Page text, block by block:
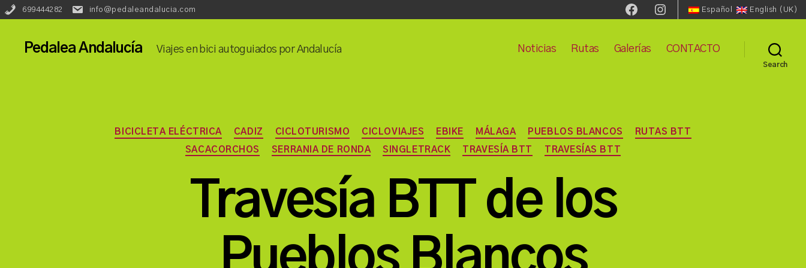
Phone:
699444282
Email:
info@pedaleandalucia.com
Redes FacebookInstagram
Lenguaje:: Español English (UK)
Pedalea Andalucía Viajes en bici autoguiados por Andalucía Noticias Rutas Galerías CONTACTO
Search
Categorías
BICICLETA ELÉCTRICA CADIZ CICLOTURISMO CICLOVIAJES EBIKE MÁLAGA PUEBLOS BLANCOS
RUTAS BTT
SACACORCHOS
SERRANIA DE RONDA SINGLETRACK TRAVESÍA BTT TRAVESÍAS BTT
Travesía BTT de los
P
o